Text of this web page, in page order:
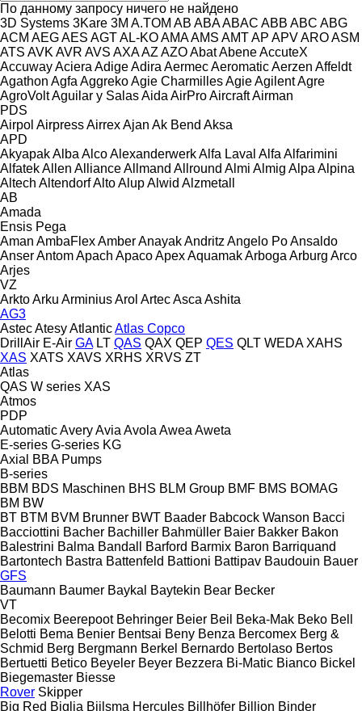
По данному запросу ничего не найдено
3D Systems 3Kare 3M A.TOM AB ABAABAC ABB ABC ABG
ACM AEGAES AGTAL-KOAMAAMS AMTAP APVAROASM
ATS AVK AVR AVS AXAAZ AZOAbatAbeneAccuteX
AccuwayAciera AdigeAdira AermecAeromaticAerzen Affeldt
Agathon Agfa AggrekoAgie CharmillesAgieAgilentAgre
AgroVoltAguilar y SalasAida AirProAircraftAirman
PDS
Airpol AirpressAirrexAjan Ak Bend Aksa
APD
AkyapakAlba AlcoAlexanderwerkAlfa Laval Alfa Alfarimini
AlfatekAllen AllianceAllmand Allround Almi Almig Alpa Alpina
Altech AltendorfAltoAlupAlwid Alzmetall
AB
Amada
Ensis Pega
Aman AmbaFlexAmberAnayakAndritz Angelo PoAnsaldo
AnserAntomApach ApacoApexAquamakArboga Arburg Arco
Arjes
VZ
ArktoArku ArminiusArol ArtecAsca Ashita
AG3
AstecAtesyAtlanticAtlas Copco
DrillAir E-Air GA LT QAS QAX QEP QES QLT WEDA XAHS
XAS XATS XAVS XRHS XRVS ZT
Atlas
QAS W series XAS
Atmos
PDP
AutomaticAveryAvia Avola Awea Aweta
E-series G-series KG
Axial
BBA Pumps
B-series
BBM BDS Maschinen BHS BLM Group BMF BMS BOMAG
BM BW
BT BTM BVM Brunner BWT Baader Babcock Wanson Bacci
Bacciottini Bacher Bachiller Bahmüller Baier Bakker Bakon
Balestrini Balma Bandall Barford Barmix Baron Barriquand
Bartontech Bastra Battenfeld Battioni Battipav Baudouin Bauer
GFS
Baumann Baumer Baykal Baytekin Bear Becker
VT
Becomix Beerepoot Behringer Beier Beil Beka-Mak Beko Bell
Belotti Bema Benier Bentsai Beny Benza Bercomex Berg &
Schmid Berg Bergmann Berkel Bernardo Bertolaso Bertos
Bertuetti Betico Beyeler Beyer Bezzera Bi-Matic Bianco Bickel
Biegemaster Biesse
Rover Skipper
Big Red Biglia Bijlsma Hercules Billhöfer Billion Binder